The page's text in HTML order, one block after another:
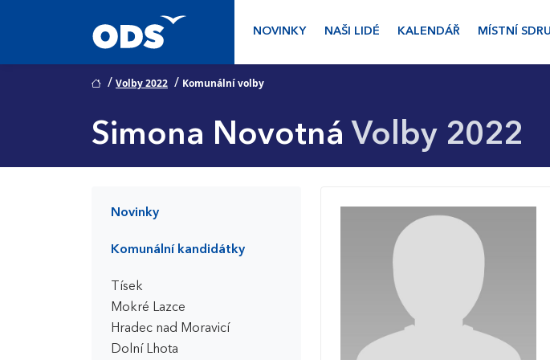
NOVINKY NAŠI LIDÉ KALENDÁŘ MÍSTNÍ
/ Volby 2022 / Komunální volby
Simona Novotná Volby 2022
Novinky
Komunální kandidátky
Tísek
Mokré Lazce
Hradec nad Moravicí
Dolní Lhota